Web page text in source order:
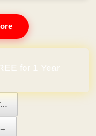
for 1 Year
→